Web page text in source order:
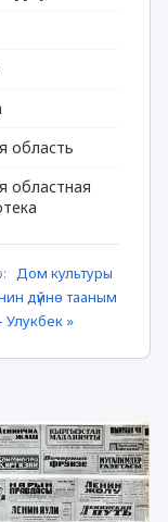
область
областная
Дом культуры
дүйнө тааным
»